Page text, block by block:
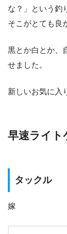
な？」という釣
そこがとても良
黒とか白とか、
せました。
新しいお気に入
早速ライト
タックル
嫁